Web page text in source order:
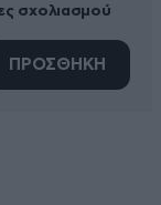
σχολιασμού
ΠΡΟΣΘΗΚΗ